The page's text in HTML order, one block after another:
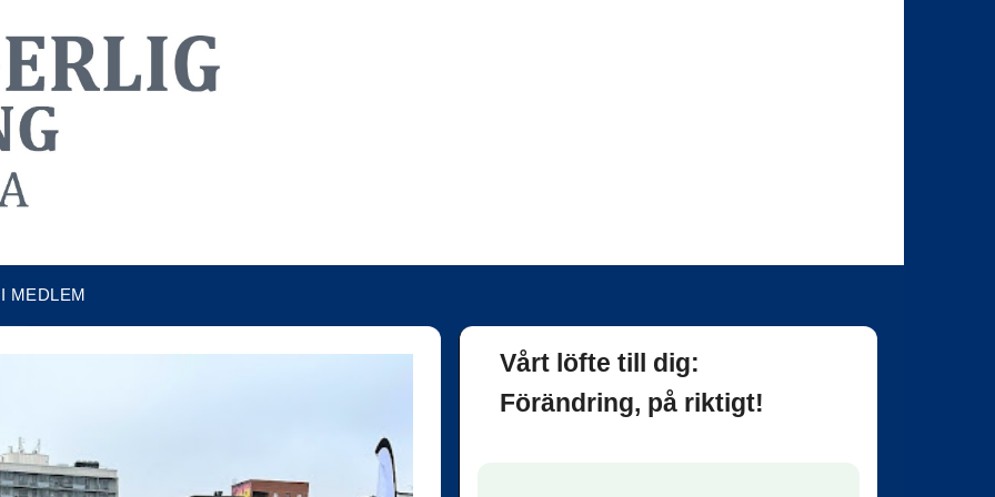
MEDLEM
Vårt löfte till dig:
Förändring, på riktigt!